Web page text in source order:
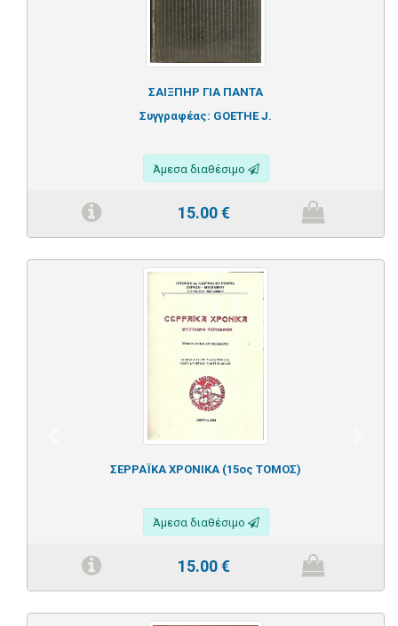
ΣΑΙΞΠΗΡ ΓΙΑ ΠΑΝΤΑ
Συγγραφέας: GOETHE J.
Άμεσα διαθέσιμο
15.00€
ΣΕΡΡΑΪΚΑ ΧΡΟΝΙΚΑ (15ος ΤΟΜΟΣ)
Άμεσα διαθέσιμο
15.00€